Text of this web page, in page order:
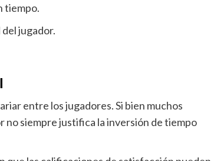
tiempo.
jugador.
entre los jugadores. Si bien muchos
no siempre justifica la inversión de tiempo